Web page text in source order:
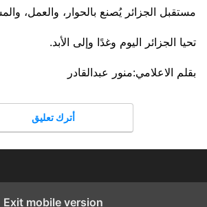
مستقبل الجزائر يُصنع بالحوار، والعمل،
تحيا الجزائر اليوم وغدًا وإلى الأبد.
بقلم الاعلامي:منور عبدالقادر
أترك تعليق
Exit mobile version